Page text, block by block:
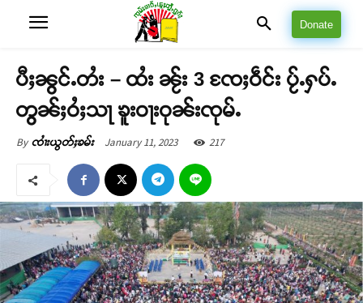
Donate
ပီႈၼွင်ႉတႆး – ထႆး ၼႂ်း 3 ၸႄႈဝဵင်း ပႂ်ႉႁပ်ႉ
တွၼ်ႈဝႆႈသႃ ၶူးဝႃးဝုၼ်းၸုမ်ႉ
By ၸၢႆးယွတ်ႈၶမ်း January 11, 2023 217